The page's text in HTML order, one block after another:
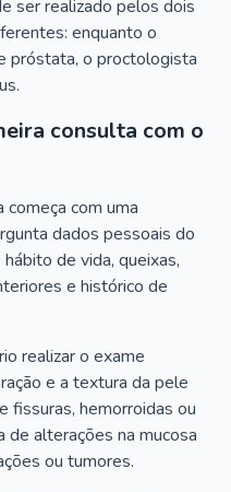
ser realizado pelos dois
enquanto o
próstata, o proctologista
consulta com o
com uma
dados pessoais do
de vida, queixas,
e histórico de
realizar o exame
e a textura da pele
fissuras, hemorroidas ou
de alterações na mucosa
ou tumores.